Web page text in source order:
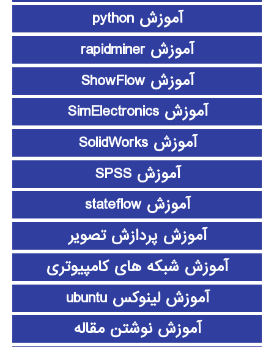
آموزش python
آموزش rapidminer
آموزش ShowFlow
آموزش SimElectronics
آموزش SolidWorks
آموزش SPSS
آموزش stateflow
آموزش پردازش تصویر
آموزش شبکه های کامپیوتری
آموزش لینوکس ubuntu
آموزش نوشتن مقاله